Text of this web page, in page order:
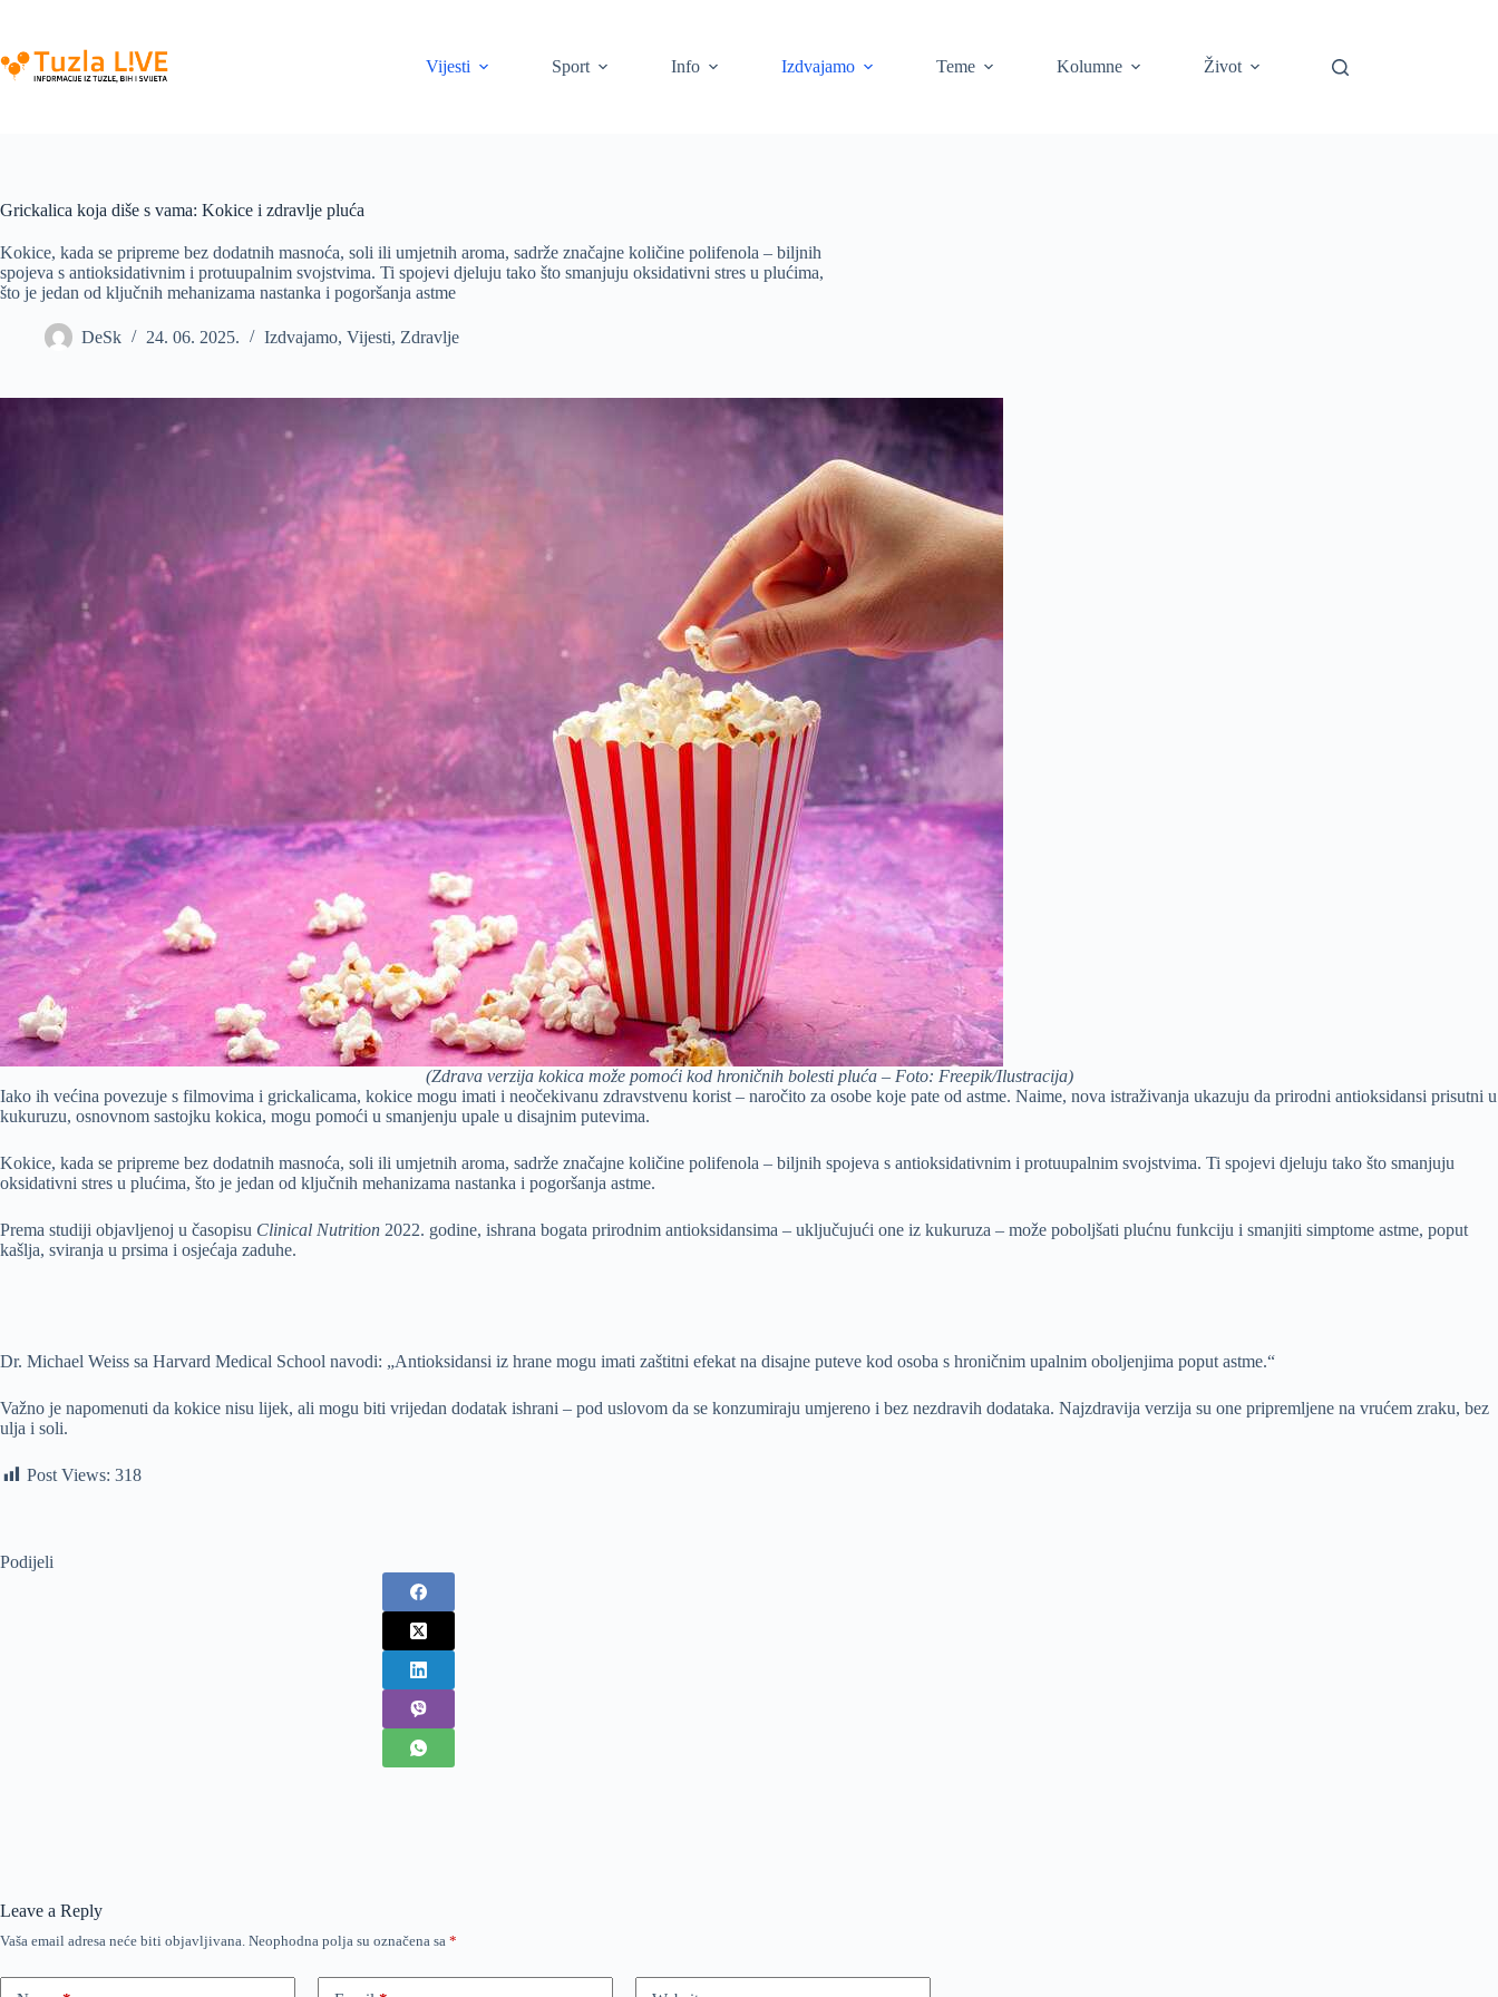
content
Vijesti
Sport Info Izdvajamo Teme Kolumne Život
Grickalica koja diše s vama: Kokice i zdravlje pluća
Kokice, kada se pripreme bez dodatnih masnoća, soli ili umjetnih aroma, sadrže značajne količine polifenola – biljnih
spojeva s antioksidativnim i protuupalnim svojstvima. Ti spojevi djeluju tako što smanjuju oksidativni stres u plućima,
što je jedan od ključnih mehanizama nastanka i pogoršanja astme
DeSk 24. 06. 2025. Izdvajamo, Vijesti, Zdravlje
(Zdrava verzija kokica može pomoći kod hroničnih bolesti pluća – Foto: Freepik/Ilustracija)
Iako ih većina povezuje s filmovima i grickalicama, kokice mogu imati i neočekivanu zdravstvenu korist – naročito za osobe koje pate od astme. Naime, nova istraživanja ukazuju da prirodni antioksidansi prisutni u
kukuruzu, osnovnom sastojku kokica, mogu pomoći u smanjenju upale u disajnim putevima.
Kokice, kada se pripreme bez dodatnih masnoća, soli ili umjetnih aroma, sadrže značajne količine polifenola – biljnih spojeva s antioksidativnim i protuupalnim svojstvima. Ti spojevi djeluju tako što smanjuju
oksidativni stres u plućima, što je jedan od ključnih mehanizama nastanka i pogoršanja astme.
Prema studiji objavljenoj u časopisu Clinical Nutrition 2022. godine, ishrana bogata prirodnim antioksidansima – uključujući one iz kukuruza – može poboljšati plućnu funkciju i smanjiti simptome astme, poput
kašlja, sviranja u prsima i osjećaja zaduhe.
Dr. Michael Weiss sa Harvard Medical School navodi: „Antioksidansi iz hrane mogu imati zaštitni efekat na disajne puteve kod osoba s hroničnim upalnim oboljenjima poput astme.“
Važno je napomenuti da kokice nisu lijek, ali mogu biti vrijedan dodatak ishrani – pod uslovom da se konzumiraju umjereno i bez nezdravih dodataka. Najzdravija verzija su one pripremljene na vrućem zraku, bez
ulja i soli.
Post Views: 318
Podijeli
Leave a Reply
Vaša email adresa neće biti objavljivana. Neophodna polja su označena sa *